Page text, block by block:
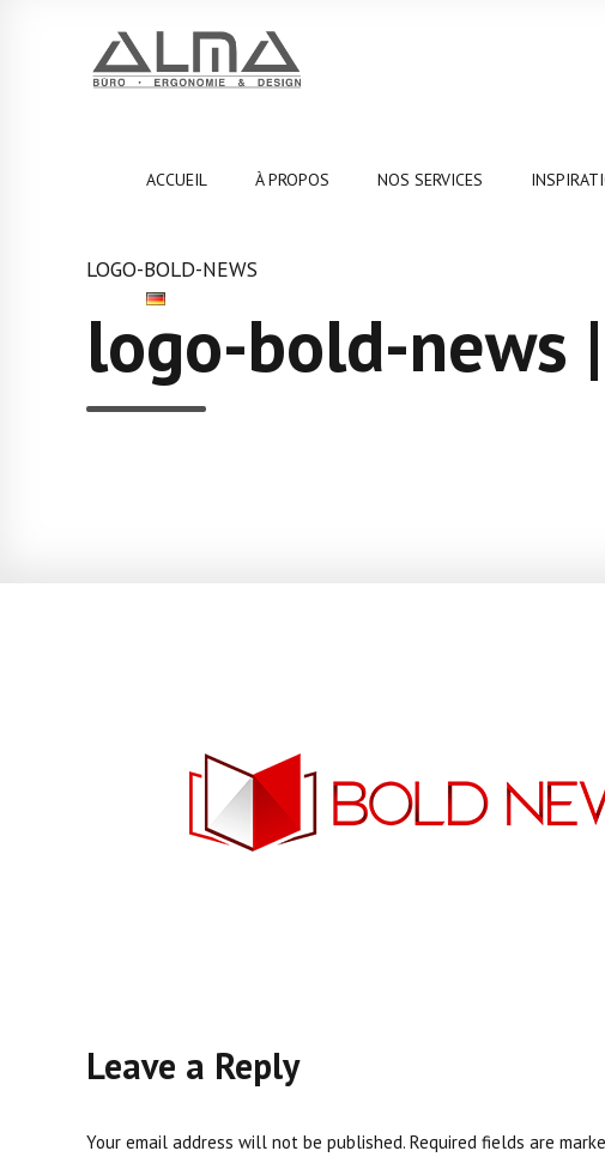
ACCUEIL À PROPOS NOS SERVICES
LOGO-BOLD-NEWS
logo-bold-news
Leave a Reply
Your email address will not be published. Required fields are